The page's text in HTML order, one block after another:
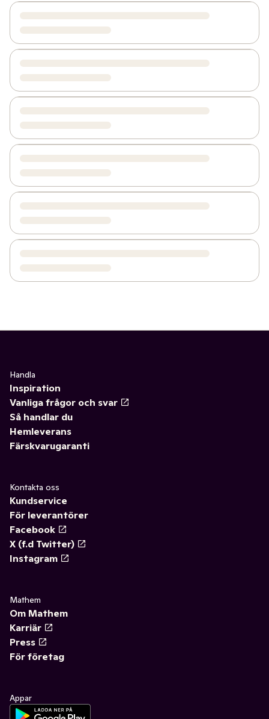
Handla
Inspiration
Vanliga frågor och svar
Så handlar du
Hemleverans
Färskvarugaranti
Kontakta oss
Kundservice
För leverantörer
Facebook
X (f.d Twitter)
Instagram
Mathem
Om Mathem
Karriär
Press
För företag
Appar